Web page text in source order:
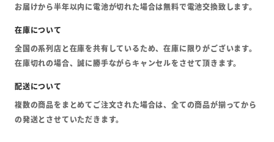
お届けから半年以内に電池が切れた場合は無料で電池交換致します。
全国の系列店と在庫を共有しているため、在庫に限りがございます。
在庫切れの場合、誠に勝手ながらキャンセルをさせて頂きます。
複数の商品をまとめてご注文された場合は、全ての商品が揃ってから
の発送とさせていただきます。